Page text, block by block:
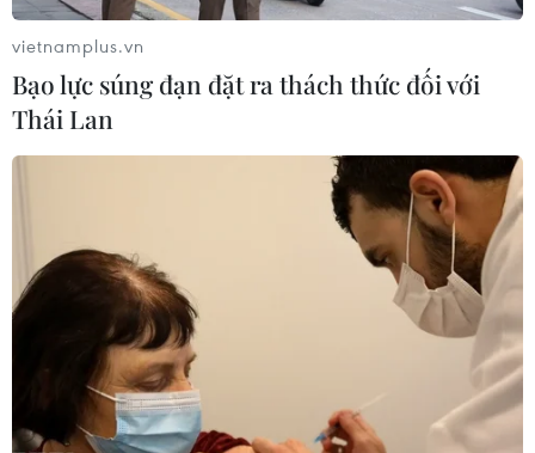
vietnamplus.vn
Bạo lực súng đạn đặt ra thách thức đối với
Thái Lan